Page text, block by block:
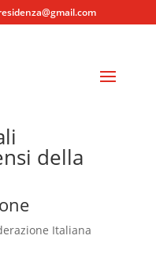
della
Italiana